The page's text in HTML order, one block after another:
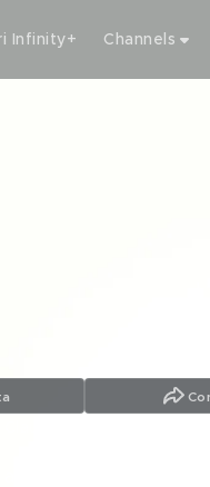
Infinity+ Channels
Claudine Auger, Jean
ammala, l'astuto